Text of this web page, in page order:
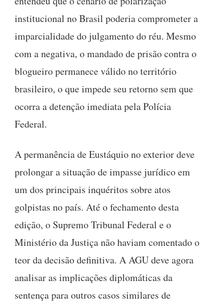
institucional no Brasil poderia comprometer a
imparcialidade do julgamento do réu. Mesmo
com a negativa, o mandado de prisão contra o
blogueiro permanece válido no território
brasileiro, o que impede seu retorno sem que
ocorra a detenção imediata pela Polícia
Federal.
A permanência de Eustáquio no exterior deve
prolongar a situação de impasse jurídico em
um dos principais inquéritos sobre atos
golpistas no país. Até o fechamento desta
edição, o Supremo Tribunal Federal e o
Ministério da Justiça não haviam comentado o
teor da decisão definitiva. A AGU deve agora
analisar as implicações diplomáticas da
sentença para outros casos similares de